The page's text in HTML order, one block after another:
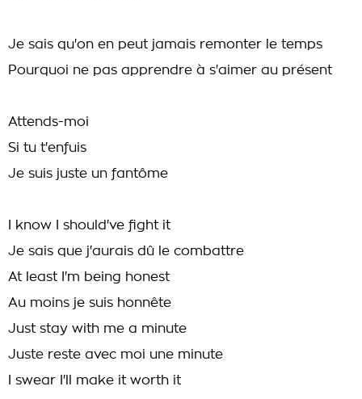
Je sais qu'on en peut jamais remonter le temps
Pourquoi ne pas apprendre à s'aimer au présent
Attends-moi
Si tu t'enfuis
Je suis juste un fantôme
I know I should've fight it
Je sais que j'aurais dû le combattre
At least I'm being honest
Au moins je suis honnête
Just stay with me a minute
Juste reste avec moi une minute
I swear I'll make it worth it